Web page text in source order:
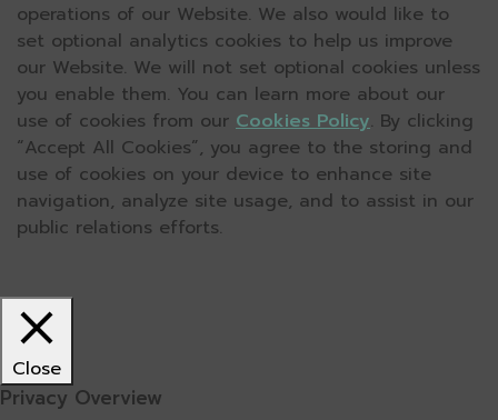
operations of our Website. We also would like to
set optional analytics cookies to help us improve
our Website. We will not set optional cookies unless
you enable them. You can learn more about our
use of cookies from our Cookies Policy. By clicking
“Accept All Cookies”, you agree to the storing and
use of cookies on your device to enhance site
navigation, analyze site usage, and to assist in our
public relations efforts.
Close
Privacy Overview